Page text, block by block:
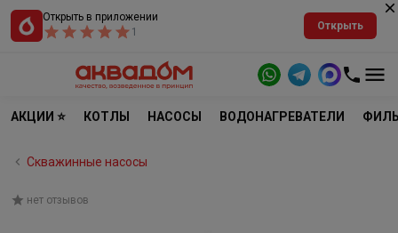
Открыть в приложении
1
Открыть
АКЦИИ ⭐ КОТЛЫ НАСОСЫ ВОДОНАГРЕВАТЕЛИ
Скважинные насосы
нет отзывов